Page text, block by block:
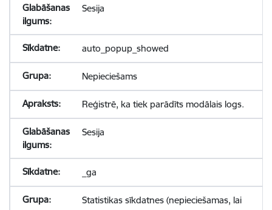
Sesija
auto_popup_showed
Nepieciešams
Reģistrē, ka tiek parādīts modālais logs.
Sesija
_ga
Statistikas sīkdatnes (nepieciešamas, lai